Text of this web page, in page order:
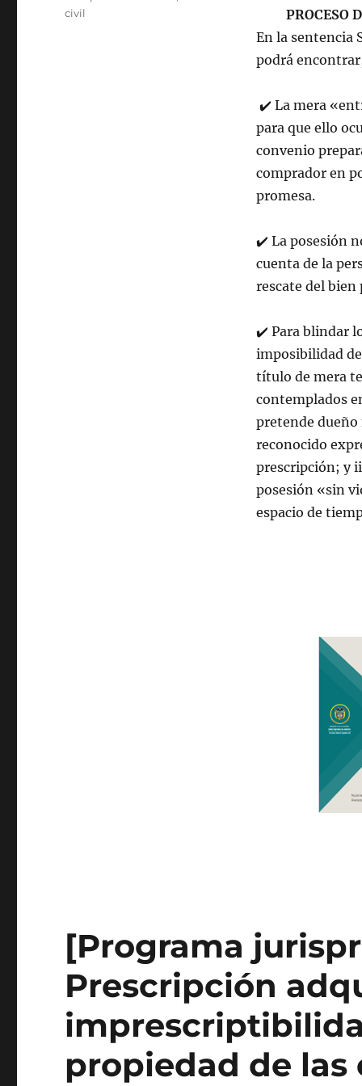
PROCESO
En la sentencia
podrá
✔ La mera
para que ello
convenio
comprador en
promesa.
✔ La posesión
cuenta de la
rescate del
✔ Para blindar
imposibilidad
título de mera
contemplados
pretende dueño
reconocido
prescripción; y
posesión «sin
espacio de
civil
[Programa
Prescripción
propiedad de